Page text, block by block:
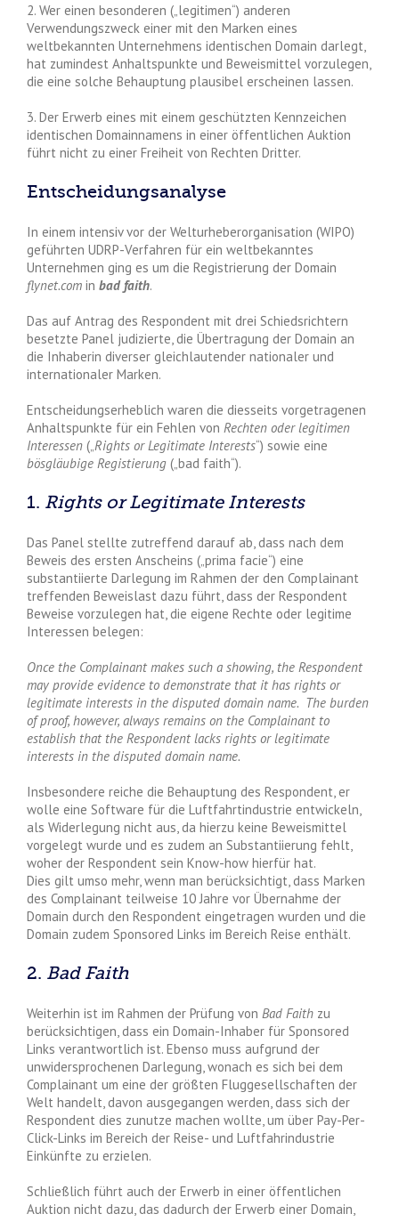
2. Wer einen besonderen („legitimen“) anderen
Verwendungszweck einer mit den Marken eines
weltbekannten Unternehmens identischen Domain darlegt,
hat zumindest Anhaltspunkte und Beweismittel vorzulegen,
die eine solche Behauptung plausibel erscheinen lassen.
3. Der Erwerb eines mit einem geschützten Kennzeichen
identischen Domainnamens in einer öffentlichen Auktion
führt nicht zu einer Freiheit von Rechten Dritter.
Entscheidungsanalyse
In einem intensiv vor der Welturheberorganisation (WIPO)
geführten UDRP-Verfahren für ein weltbekanntes
Unternehmen ging es um die Registrierung der Domain
flynet.com in bad faith.
Das auf Antrag des Respondent mit drei Schiedsrichtern
besetzte Panel judizierte, die Übertragung der Domain an
die Inhaberin diverser gleichlautender nationaler und
internationaler Marken.
Entscheidungserheblich waren die diesseits vorgetragenen
Anhaltspunkte für ein Fehlen von Rechten oder legitimen
Interessen („ Rights or Legitimate Interests“) sowie eine
bösgläubige Registierung („bad faith“).
1. Rights or Legitimate Interests
Das Panel stellte zutreffend darauf ab, dass nach dem
Beweis des ersten Anscheins („prima facie“) eine
substantiierte Darlegung im Rahmen der den Complainant
treffenden Beweislast dazu führt, dass der Respondent
Beweise vorzulegen hat, die eigene Rechte oder legitime
Interessen belegen:
Once the Complainant makes such a showing, the Respondent
may provide evidence to demonstrate that it has rights or
legitimate interests in the disputed domain name. The burden
of proof, however, always remains on the Complainant to
establish that the Respondent lacks rights or legitimate
interests in the disputed domain name.
Insbesondere reiche die Behauptung des Respondent, er
wolle eine Software für die Luftfahrtindustrie entwickeln,
als Widerlegung nicht aus, da hierzu keine Beweismittel
vorgelegt wurde und es zudem an Substantiierung fehlt,
woher der Respondent sein Know-how hierfür hat.
Dies gilt umso mehr, wenn man berücksichtigt, dass Marken
des Complainant teilweise 10 Jahre vor Übernahme der
Domain durch den Respondent eingetragen wurden und die
Domain zudem Sponsored Links im Bereich Reise enthält.
2. Bad Faith
Weiterhin ist im Rahmen der Prüfung von Bad Faith zu
berücksichtigen, dass ein Domain-Inhaber für Sponsored
Links verantwortlich ist. Ebenso muss aufgrund der
unwidersprochenen Darlegung, wonach es sich bei dem
Complainant um eine der größten Fluggesellschaften der
Welt handelt, davon ausgegangen werden, dass sich der
Respondent dies zunutze machen wollte, um über Pay-Per-
Click-Links im Bereich der Reise- und Luftfahrindustrie
Einkünfte zu erzielen.
Schließlich führt auch der Erwerb in einer öffentlichen
Auktion nicht dazu, das dadurch der Erwerb einer Domain,